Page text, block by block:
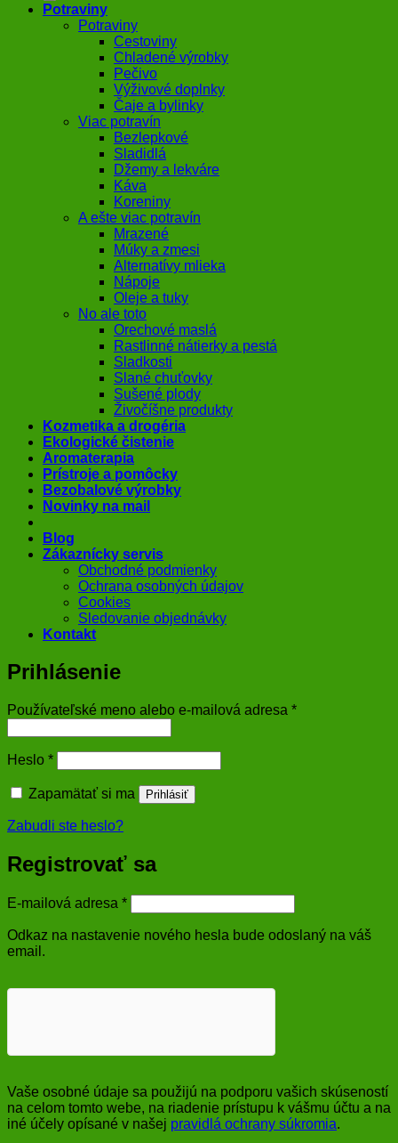
Potraviny
Potraviny
Cestoviny
Chladené výrobky
Pečivo
Výživové doplnky
Čaje a bylinky
Viac potravín
Bezlepkové
Sladidlá
Džemy a lekváre
Káva
Koreniny
A ešte viac potravín
Mrazené
Múky a zmesi
Alternatívy mlieka
Nápoje
Oleje a tuky
No ale toto
Orechové maslá
Rastlinné nátierky a pestá
Sladkosti
Slané chuťovky
Sušené plody
Živočíšne produkty
Kozmetika a drogéria
Ekologické čistenie
Aromaterapia
Prístroje a pomôcky
Bezobalové výrobky
Novinky na mail
Blog
Zákaznícky servis
Obchodné podmienky
Ochrana osobných údajov
Cookies
Sledovanie objednávky
Kontakt
Prihlásenie
Používateľské meno alebo e-mailová adresa *Povinné
Heslo *Povinné
Zapamätať si ma Prihlásiť
Zabudli ste heslo?
Registrovať sa
E-mailová adresa *Povinné
Odkaz na nastavenie nového hesla bude odoslaný na váš
email.
Vaše osobné údaje sa použijú na podporu vašich skúseností
na celom tomto webe, na riadenie prístupu k vášmu účtu a na
iné účely opísané v našej pravidlá ochrany súkromia.